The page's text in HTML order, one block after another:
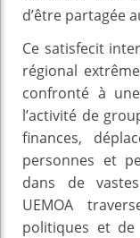
d’être partagée
Ce satisfecit
régional
confronté à
l’activité de
finances,
personnes et
dans de vastes
UEMOA
politiques et de